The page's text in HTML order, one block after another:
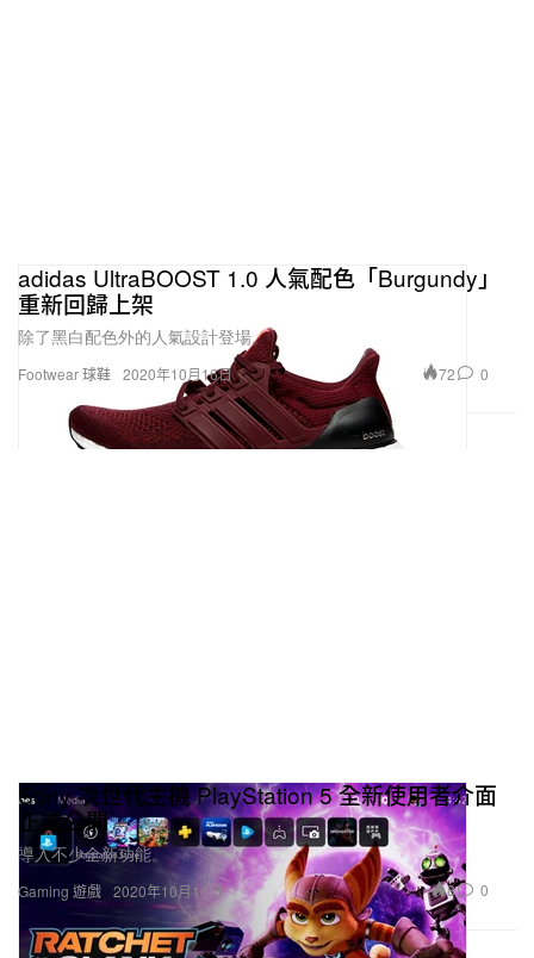
Footwear 球鞋
adidas UltraBOOST 1.0 人氣配色「Burgundy」
重新回歸上架
除了黑白配色外的人氣設計登場。
2020年10月16日 72 0
Gaming 遊戲
Sony 次世代主機 PlayStation 5 全新使用者介面
正式公開
導入不少全新功能。
2020年10月16日 8 0